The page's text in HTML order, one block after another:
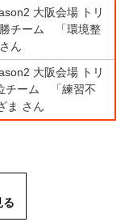
大阪会場 トリ
勝チーム 「環境整
ん
大阪会場 トリ
チーム 「練習不
ま さん
る